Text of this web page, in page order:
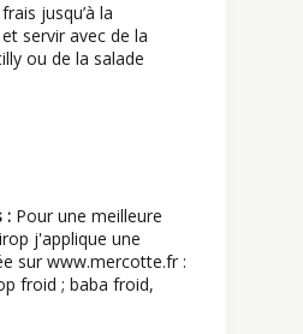
jusqu’à la
servir avec de la
ou de la salade
: Pour une meilleure
j'applique une
sur www.mercotte.fr :
froid ; baba froid,